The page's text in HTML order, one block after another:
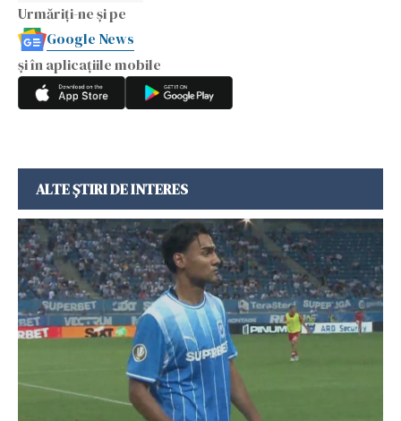
Urmăriți-ne și pe
Google News
și în aplicațiile mobile
ALTE ȘTIRI DE INTERES